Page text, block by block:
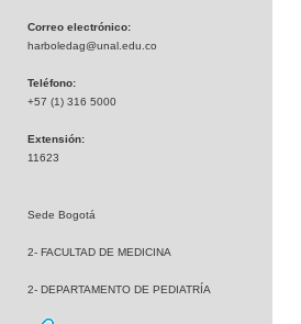
Correo electrónico:
harboledag@unal.edu.co
Teléfono:
+57 (1) 316 5000
Extensión:
11623
Sede Bogotá
2- FACULTAD DE MEDICINA
2- DEPARTAMENTO DE PEDIATRÍA